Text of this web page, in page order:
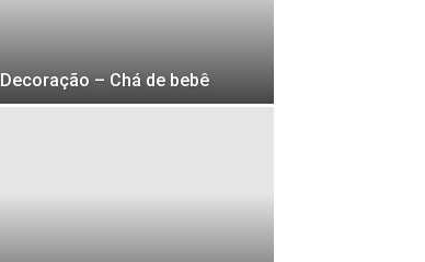
Decoração – Chá de bebê